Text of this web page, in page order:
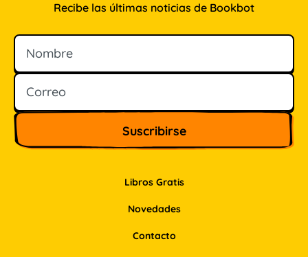
Libros Gratis
Novedades
Contacto
Recibe las últimas noticias de Bookbot
Nombre
Correo